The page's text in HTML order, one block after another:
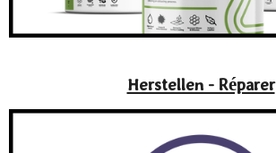
Herstellen - Réparer